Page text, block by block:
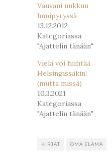
Vauvani nukkuu
lumipyryssä
13.12.2012
Kategoriassa
"Ajattelin tänään"
Vielä voi hiihtää
Helsingissäkin!
(mutta missä)
10.3.2021
Kategoriassa
"Ajattelin tänään"
KIRJAT OMA ELÄMÄ